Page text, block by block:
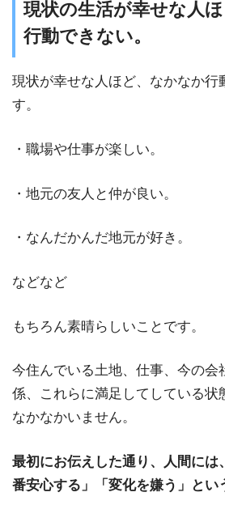
現状の生活が幸せな人ほ
行動できない。
現状が幸せな人ほど、なかなか行
す。
・職場や仕事が楽しい。
・地元の友人と仲が良い。
・なんだかんだ地元が好き。
などなど
もちろん素晴らしいことです。
今住んでいる土地、仕事、今の会
係、これらに満足してしている状
なかなかいません。
最初にお伝えした通り、人間には
番安心する」「変化を嫌う」とい